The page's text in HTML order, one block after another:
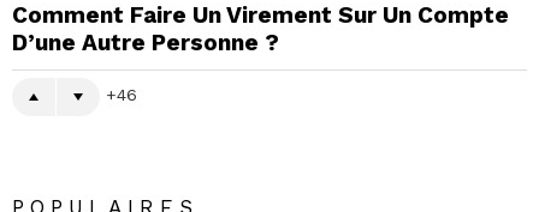
Comment Faire Un Virement Sur Un Compte
D’une Autre Personne ?
46